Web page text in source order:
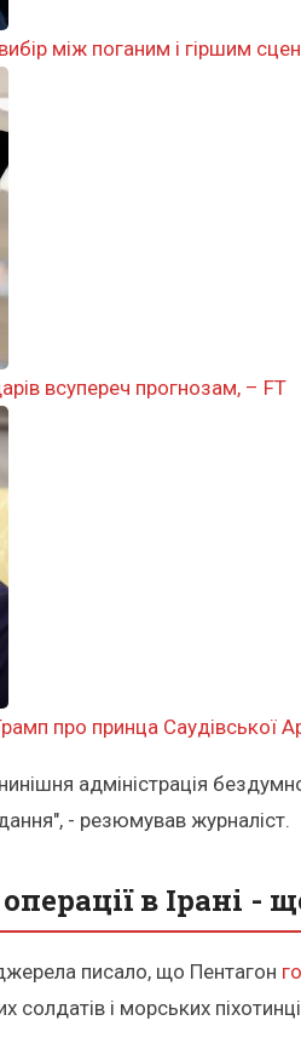
між поганим і гіршим
всупереч прогнозам, – FT
про принца Саудівської
адміністрація
- резюмував журналіст.
в Ірані -
писало, що Пентагон
солдатів і морських